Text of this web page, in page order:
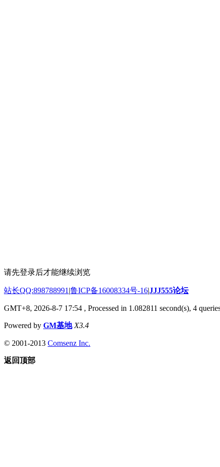
请先登录后才能继续浏览
站长QQ:898788991 |鲁ICP备16008334号-16|JJJ555论坛
GMT+8, 2026-8-7 17:54 , Processed in 1.082811 second(s), 4
Powered by GM基地 X3.4
© 2001-2013 Comsenz Inc.
返回顶部